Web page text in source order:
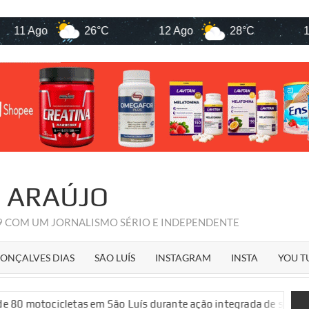
26°C 12 Ago 28°C 13 Ago
UM JORNALISMO SÉRIO E INDEPENDENTE
DIAS SÃO LUÍS INSTAGRAM INSTA YOU
em São Luís durante ação integrada de segurança